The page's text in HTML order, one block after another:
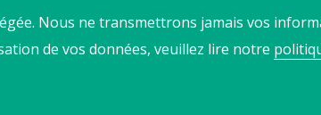
Nous ne transmettrons jamais vos
de vos données, veuillez lire notre